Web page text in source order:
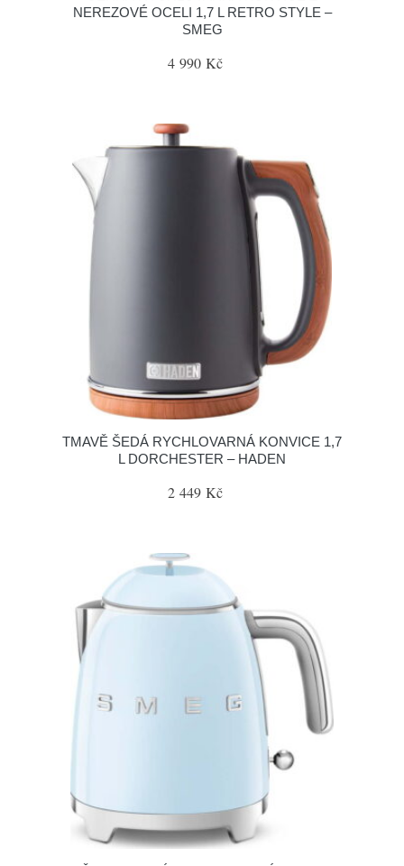
NEREZOVÉ OCELI 1,7 L RETRO STYLE –
SMEG
4 990 Kč
TMAVĚ ŠEDÁ RYCHLOVARNÁ KONVICE 1,7
L DORCHESTER – HADEN
2 449 Kč